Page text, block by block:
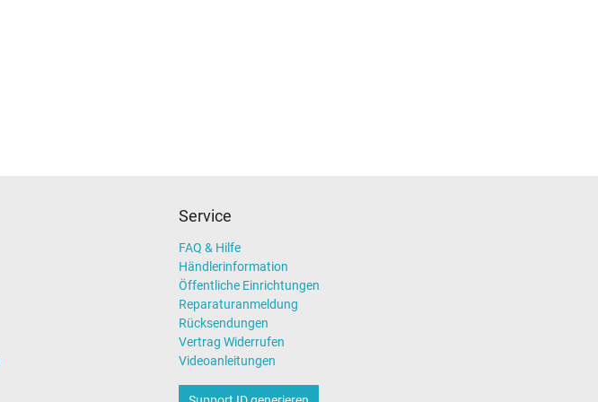
Service
FAQ & Hilfe
Händlerinformation
Öffentliche Einrichtungen
Reparaturanmeldung
Rücksendungen
Vertrag Widerrufen
Videoanleitungen